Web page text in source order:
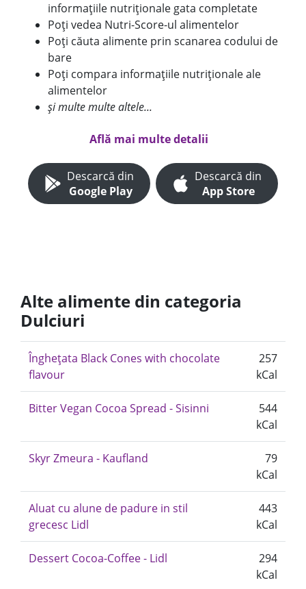
informațiile nutriționale gata completate
Poți vedea Nutri-Score-ul alimentelor
Poți căuta alimente prin scanarea codului de
bare
Poți compara informațiile nutriționale ale
alimentelor
și multe multe altele...
Află mai multe detalii
Descarcă din
Google Play
Descarcă din
App Store
Alte alimente din categoria
Dulciuri
Înghețata Black Cones with chocolate
flavour
257
kCal
Bitter Vegan Cocoa Spread - Sisinni
544
kCal
Skyr Zmeura - Kaufland
79
kCal
Aluat cu alune de padure in stil
grecesc Lidl
443
kCal
Dessert Cocoa-Coffee - Lidl
294
kCal